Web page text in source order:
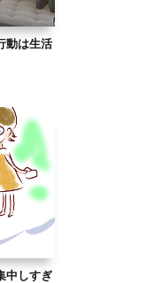
動は生活
中しすぎ